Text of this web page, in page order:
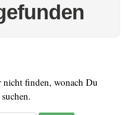
finden, wonach Du